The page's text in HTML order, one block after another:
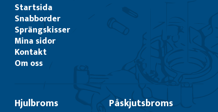
Startsida
Snabborder
Sprängskisser
Mina sidor
Kontakt
Om oss
Hjulbroms Påskjutsbroms